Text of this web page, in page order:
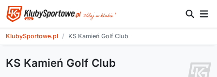
KlubySportowe.pl KS Kamień Golf Club
KS Kamień Golf Club